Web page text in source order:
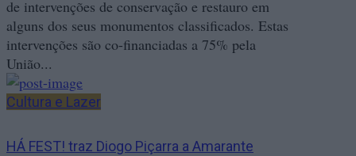
de intervenções de conservação e restauro em
alguns dos seus monumentos classificados. Estas
intervenções são co-financiadas a 75% pela
União...
Cultura e Lazer
HÁ FEST! traz Diogo Piçarra a Amarante